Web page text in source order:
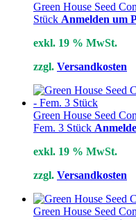
Green House Seed
Stück Anmelden um
exkl. 19 % MwSt.
zzgl. Versandkosten
Green House Seed
Fem. 3 Stück
exkl. 19 % MwSt.
zzgl. Versandkosten
Green House Seed